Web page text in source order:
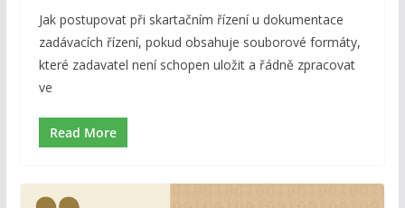
Jak postupovat při skartačním řízení u dokumentace
zadávacích řízení, pokud obsahuje souborové formáty,
které zadavatel není schopen uložit a řádně zpracovat
ve
Read More